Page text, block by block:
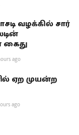
வழக்கில் சார்
ago
ஏற முயன்ற
ago